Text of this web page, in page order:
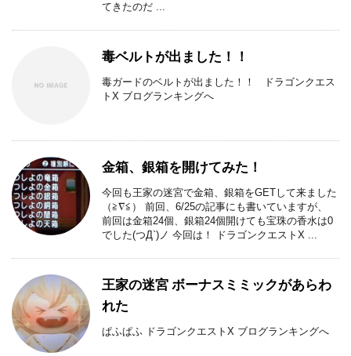
てきたのだ ...
毒ベルトが出ました！！
毒ガードのベルトが出ました！！ ドラゴンクエス
トX ブログランキングへ
金箱、銀箱を開けてみた！
今回も王家の迷宮で金箱、銀箱をGETして来ました
（≧∇≦） 前回、6/25の記事にも書いていますが、
前回は金箱24個、銀箱24個開けても宝珠の香水は0
でした(つД`)ノ 今回は！ ドラゴンクエストX ...
王家の迷宮 ボーナスミミックがあらわ
れた
ぱふぱふ ドラゴンクエストX ブログランキングへ